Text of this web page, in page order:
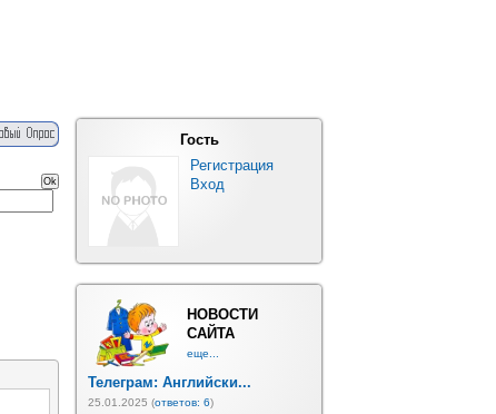
Гость
Регистрация
Вход
НОВОСТИ
САЙТА
еще...
Телеграм: Английски...
25.01.2025 (ответов: 6)